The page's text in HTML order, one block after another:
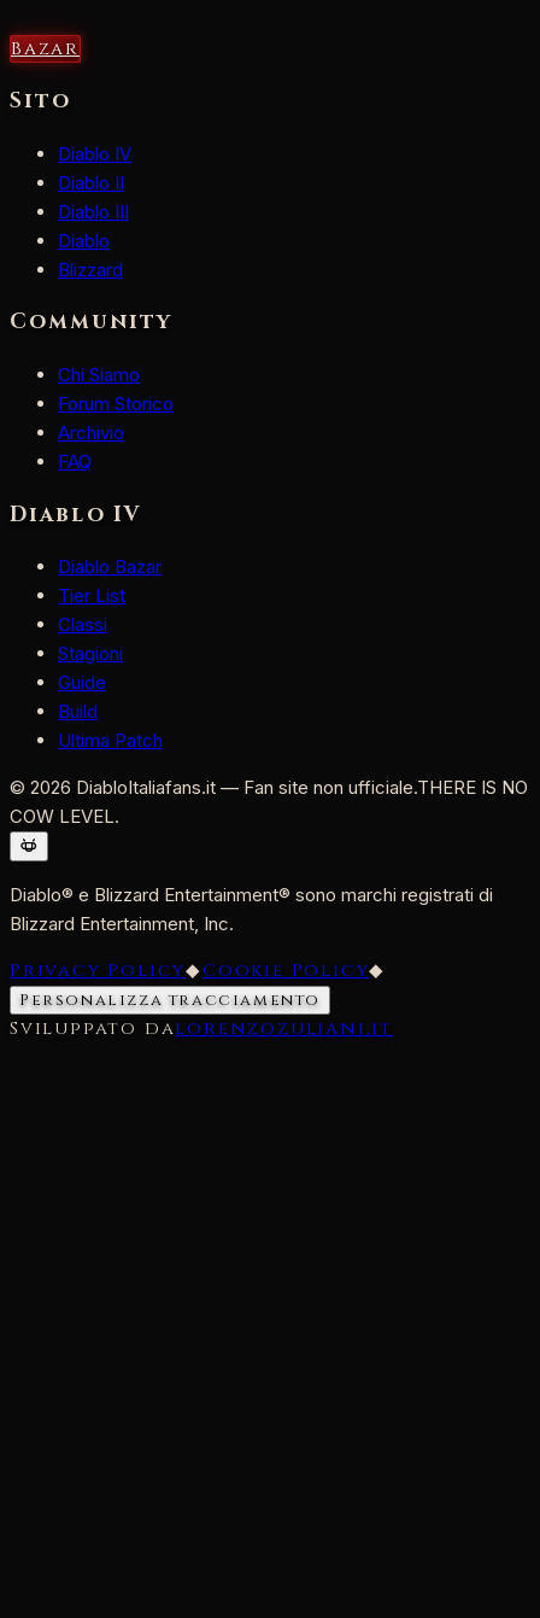
Bazar
Sito
Diablo IV
Diablo II
Diablo III
Diablo
Blizzard
Community
Chi Siamo
Forum Storico
Archivio
FAQ
Diablo IV
Diablo Bazar
Tier List
Classi
Stagioni
Guide
Build
Ultima Patch
© 2026 DiabloItaliafans.it — Fan site non ufficiale.THERE IS NO
COW LEVEL.
Diablo® e Blizzard Entertainment® sono marchi registrati di
Blizzard Entertainment, Inc.
Privacy Policy◆Cookie Policy◆
Personalizza tracciamento
Sviluppato dalorenzozuliani.it